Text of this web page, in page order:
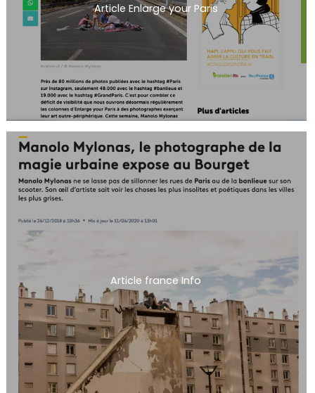
Article Enlarge your Paris
Article france Info